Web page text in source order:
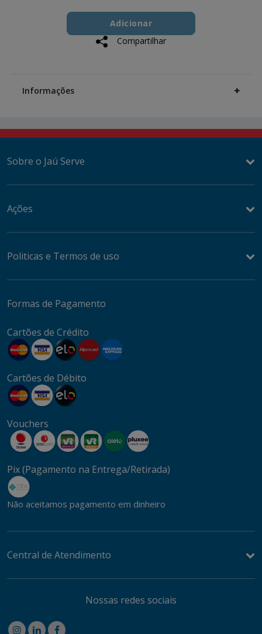
to
cart
Product
ActionsAdicionar
Compartilhar
Information
Informações
Sobre o Jaú Serve
Ações
Politicas e Termos de uso
Formas de Pagamento
Cartões de Crédito
Cartões de Débito
Vouchers
Pix (Pagamento na Entrega/Retirada)
Não aceitamos pagamento em dinheiro
Central de Atendimento
Nossas redes sociais